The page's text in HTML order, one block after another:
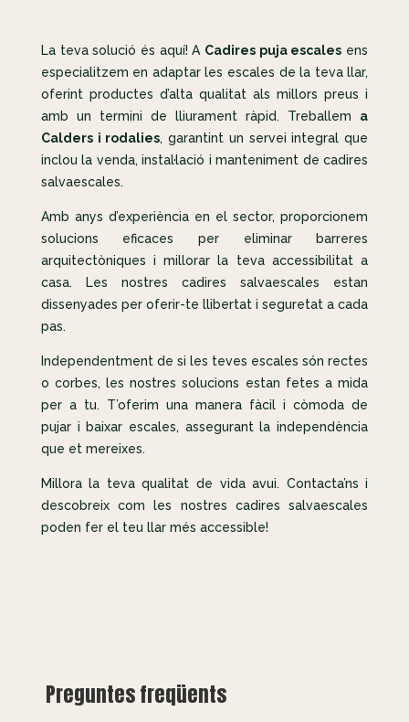
La teva solució és aquí! A Cadires puja escales ens
especialitzem en adaptar les escales de la teva llar,
oferint productes d’alta qualitat als millors preus i
amb un termini de lliurament ràpid. Treballem a
Calders i rodalies, garantint un servei integral que
inclou la venda, instal·lació i manteniment de cadires
salvaescales.
Amb anys d’experiència en el sector, proporcionem
solucions eficaces per eliminar barreres
arquitectòniques i millorar la teva accessibilitat a
casa. Les nostres cadires salvaescales estan
dissenyades per oferir-te llibertat i seguretat a cada
pas.
Independentment de si les teves escales són rectes
o corbes, les nostres solucions estan fetes a mida
per a tu. T’oferim una manera fàcil i còmoda de
pujar i baixar escales, assegurant la independència
que et mereixes.
Millora la teva qualitat de vida avui. Contacta’ns i
descobreix com les nostres cadires salvaescales
poden fer el teu llar més accessible!
Preguntes freqüents